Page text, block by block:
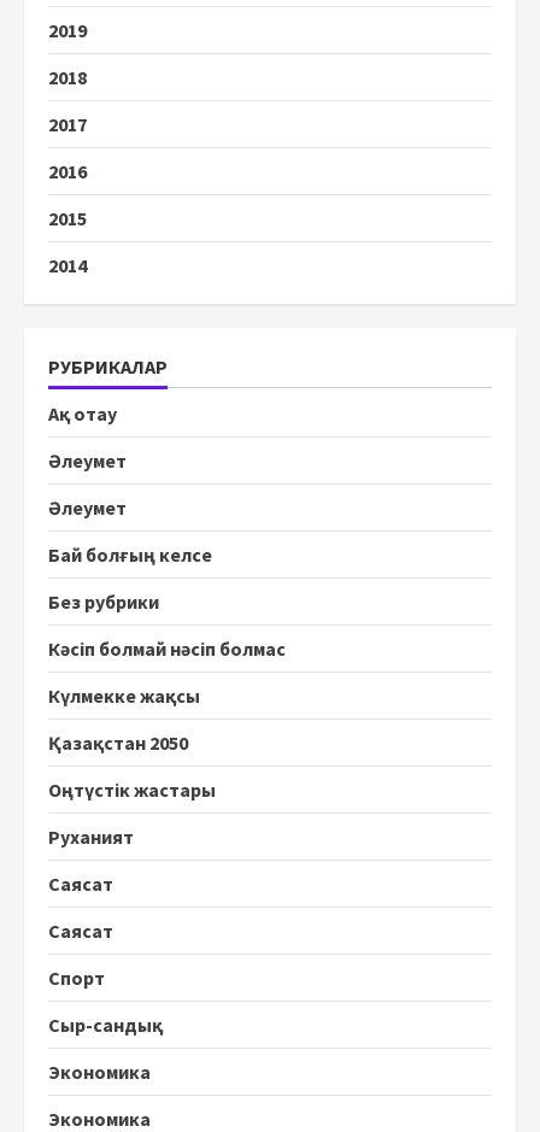
2019
2018
2017
2016
2015
2014
РУБРИКАЛАР
Ақ отау
Әлеумет
Әлеумет
Бай болғың келсе
Без рубрики
Кәсіп болмай нәсіп болмас
Күлмекке жақсы
Қазақстан 2050
Оңтүстік жастары
Руханият
Саясат
Саясат
Спорт
Сыр-сандық
Экономика
Экономика